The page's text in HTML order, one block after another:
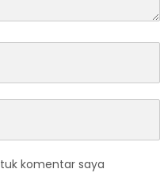
komentar saya